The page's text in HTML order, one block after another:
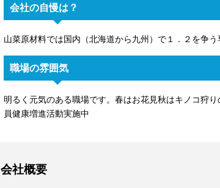
会社の自慢は？
山菜原材料では国内（北海道から九州）で１．２を争う
職場の雰囲気
明るく元気のある職場です。春はお花見秋はキノコ狩
員健康増進活動実施中
会社概要